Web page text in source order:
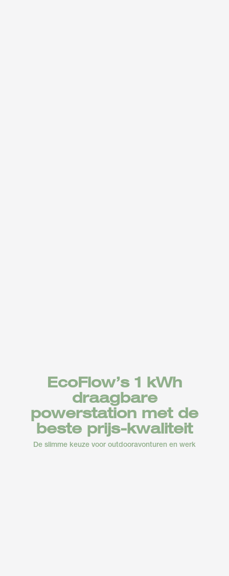
EcoFlow’s 1 kWh
draagbare
powerstation met de
beste prijs-kwaliteit
De slimme keuze voor outdooravonturen en werk
EcoFlow’s 1 kWh
draagbare
powerstation met de
beste prijs-kwaliteit
De slimme keuze voor outdooravonturen en werk